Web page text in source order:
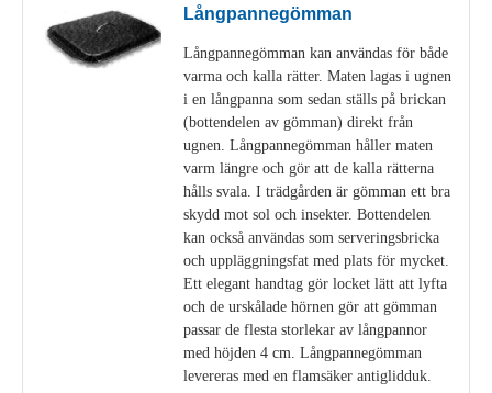
Långpannegömman
Långpannegömman kan användas för både
varma och kalla rätter. Maten lagas i ugnen
i en långpanna som sedan ställs på brickan
(bottendelen av gömman) direkt från
ugnen. Långpannegömman håller maten
varm längre och gör att de kalla rätterna
hålls svala. I trädgården är gömman ett bra
skydd mot sol och insekter. Bottendelen
kan också användas som serveringsbricka
och uppläggningsfat med plats för mycket.
Ett elegant handtag gör locket lätt att lyfta
och de urskålade hörnen gör att gömman
passar de flesta storlekar av långpannor
med höjden 4 cm. Långpannegömman
levereras med en flamsäker antiglidduk.